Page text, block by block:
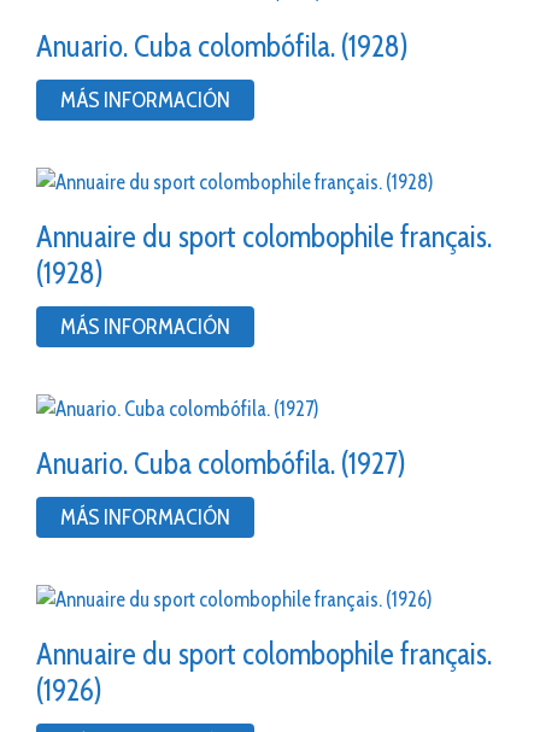
Anuario. Cuba colombófila. (1928)
MÁS INFORMACIÓN
Annuaire du sport colombophile français.
(1928)
MÁS INFORMACIÓN
Anuario. Cuba colombófila. (1927)
MÁS INFORMACIÓN
Annuaire du sport colombophile français.
(1926)